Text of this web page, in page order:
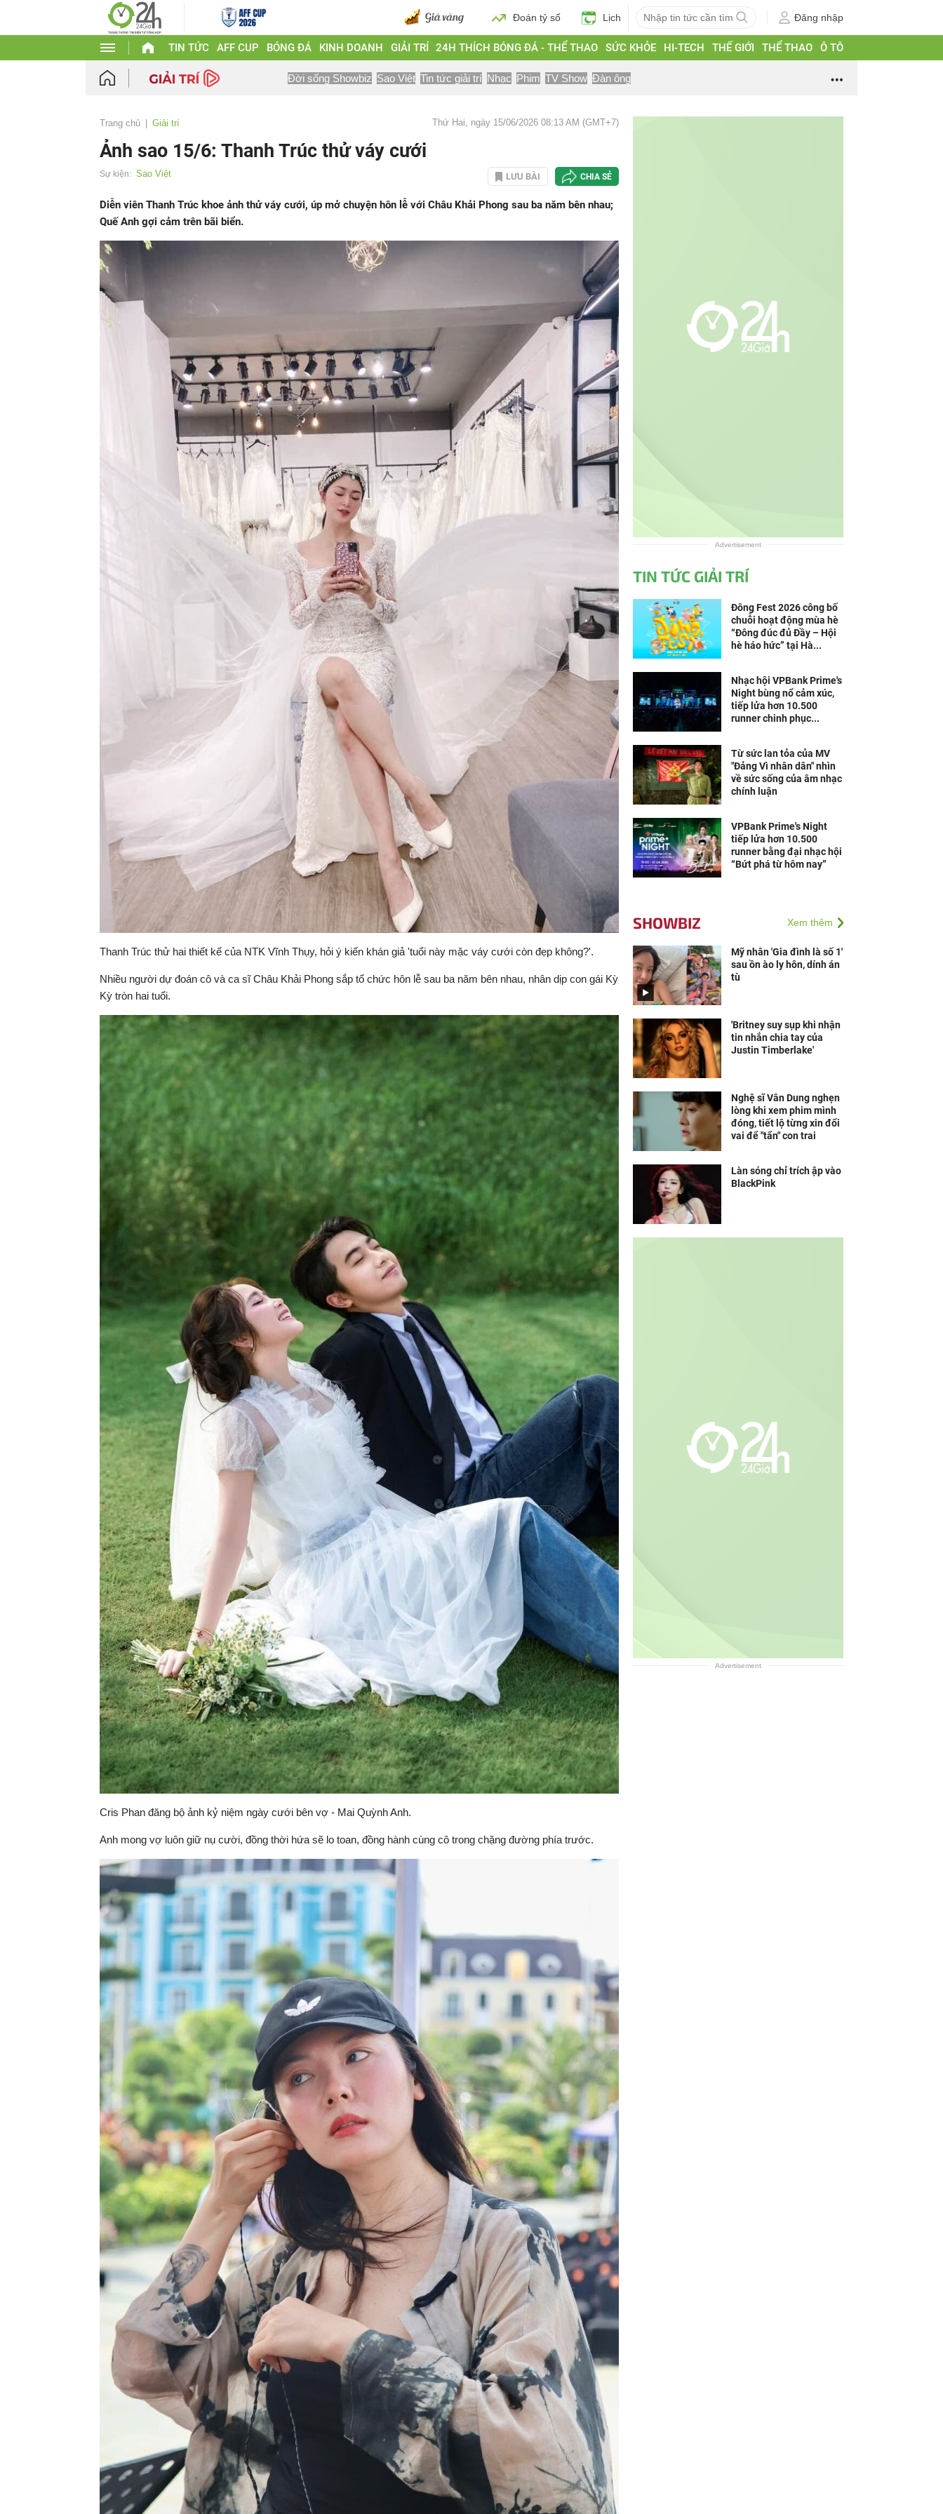
Đoán tỷ số Lịch Đăng nhập
TIN TỨC AFF CUP BÓNG ĐÁ KINH DOANH GIẢI TRÍ 24H THÍCH BÓNG ĐÁ - THỂ THAO SỨC KHỎE HI-TECH THẾ GIỚI THỂ THAO Ô TÔ
Đời sống Showbiz Sao Việt Tin tức giải trí Nhạc Phim TV Show Đàn ông
Trang chủ Giải trí Thứ Hai, ngày 15/06/2026 08:13 AM (GMT+7)
Ảnh sao 15/6: Thanh Trúc thử váy cưới
Sự kiện: Sao Việt LƯU BÀI CHIA SẺ
Diễn viên Thanh Trúc khoe ảnh thử váy cưới, úp mở chuyện hôn lễ với Châu Khải Phong sau ba năm bên nhau;
Quế Anh gợi cảm trên bãi biển.
Thanh Trúc thử hai thiết kế của NTK Vĩnh Thụy, hỏi ý kiến khán giả 'tuổi này mặc váy cưới còn đẹp không?'.
Nhiều người dự đoán cô và ca sĩ Châu Khải Phong sắp tổ chức hôn lễ sau ba năm bên nhau, nhân dịp con gái Kỳ
Kỳ tròn hai tuổi.
Cris Phan đăng bộ ảnh kỷ niệm ngày cưới bên vợ - Mai Quỳnh Anh.
Anh mong vợ luôn giữ nụ cười, đồng thời hứa sẽ lo toan, đồng hành cùng cô trong chặng đường phía trước.
Advertisement
TIN TỨC GIẢI TRÍ
Đông Fest 2026 công bố
chuỗi hoạt động mùa hè
“Đông đúc đủ Đầy – Hội
hè háo hức” tại Hà...
Nhạc hội VPBank Prime's
Night bùng nổ cảm xúc,
tiếp lửa hơn 10.500
runner chinh phục...
Từ sức lan tỏa của MV
"Đảng Vì nhân dân" nhìn
về sức sống của âm nhạc
chính luận
VPBank Prime's Night
tiếp lửa hơn 10.500
runner bằng đại nhạc hội
“Bứt phá từ hôm nay”
SHOWBIZ Xem thêm
Mỹ nhân 'Gia đình là số 1'
sau ồn ào ly hôn, dính án
tù
'Britney suy sụp khi nhận
tin nhắn chia tay của
Justin Timberlake'
Nghệ sĩ Vân Dung nghẹn
lòng khi xem phim mình
đóng, tiết lộ từng xin đổi
vai để "tẩn" con trai
Làn sóng chỉ trích ập vào
BlackPink
Advertisement